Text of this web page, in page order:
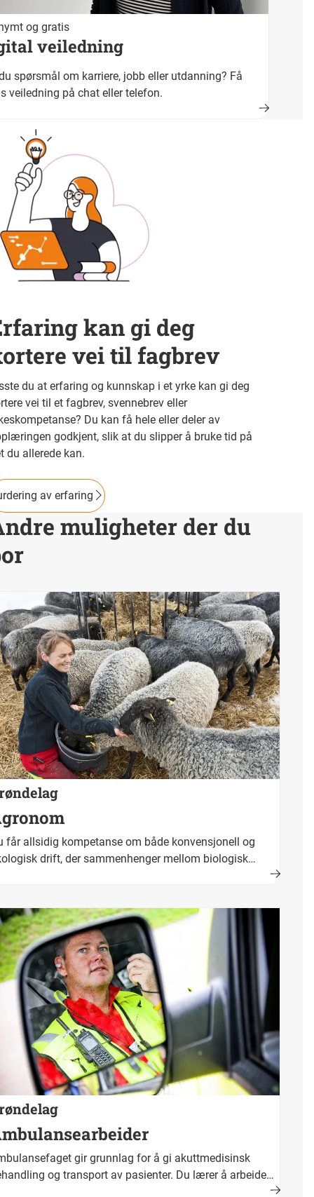
og gratis
veiledning
spørsmål om karriere, jobb eller utdanning? Få
veiledning på chat eller telefon.
kan gi deg
vei til fagbrev
du at erfaring og kunnskap i et yrke kan gi deg
vei til et fagbrev, svennebrev eller
Du kan få hele eller deler av
godkjent, slik at du slipper å bruke tid på
du allerede kan.
av erfaring
muligheter der du
får allsidig kompetanse om både konvensjonell og
drift, der sammenhenger mellom biologisk
naturens tålegrenser og menneskelig aktivitet
Yrkestittel er agronom.
gir grunnlag for å gi akuttmedisinsk
og transport av pasienter. Du lærer å arbeide